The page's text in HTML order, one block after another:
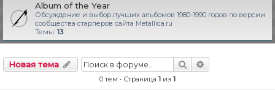
Album of the Year
Обсуждение и выбор лучших альбомов 1980-1990 годов по версии
сообщества старперов сайта Metallica.ru
Темы: 13
Новая тема Поиск
0 тем • Страница 1 из 1